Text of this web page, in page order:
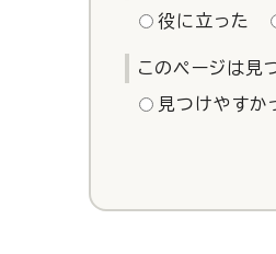
役に立った
このページは見
見つけやすか